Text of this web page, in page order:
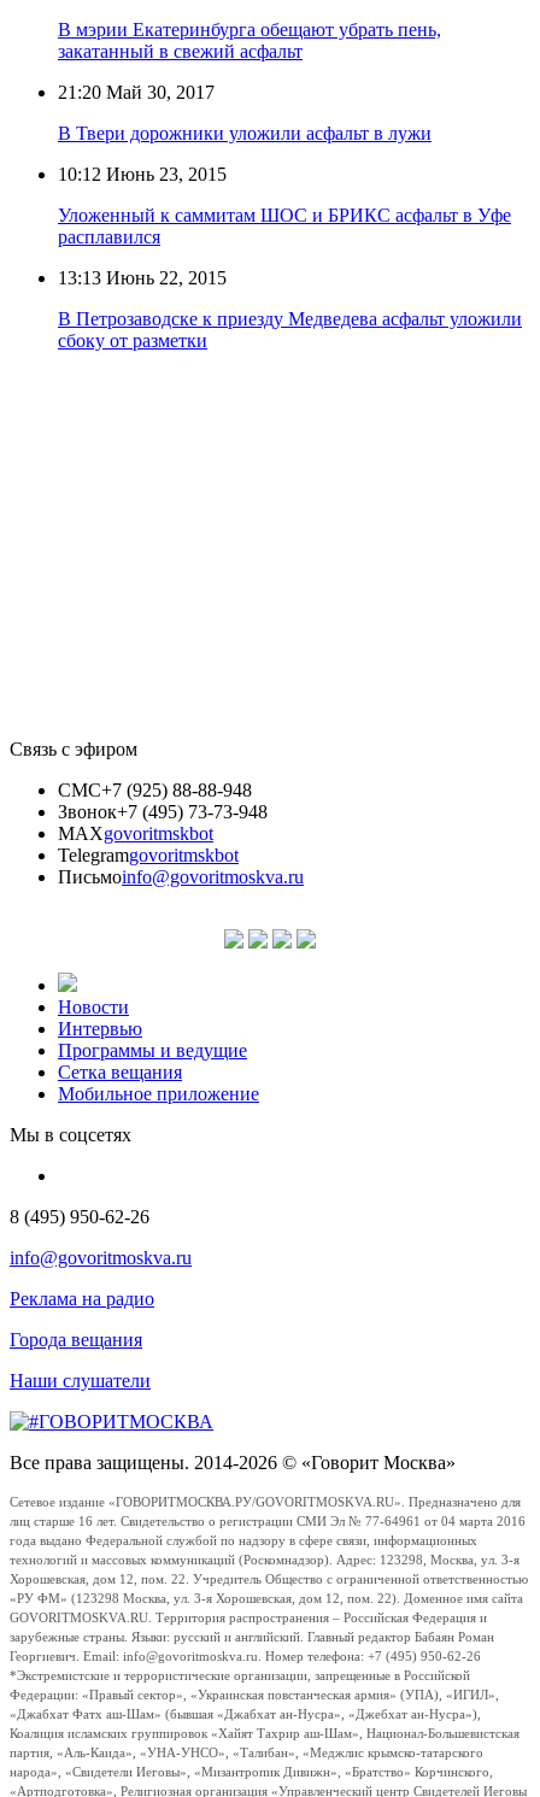
В мэрии Екатеринбурга обещают убрать пень,
закатанный в свежий асфальт
21:20 Май 30, 2017
В Твери дорожники уложили асфальт в лужи
10:12 Июнь 23, 2015
Уложенный к саммитам ШОС и БРИКС асфальт в Уфе
расплавился
13:13 Июнь 22, 2015
В Петрозаводске к приезду Медведева асфальт уложили
сбоку от разметки
Связь с эфиром
СМС+7 (925) 88-88-948
Звонок+7 (495) 73-73-948
MAXgovoritmskbot
Telegramgovoritmskbot
Письмоinfo@govoritmoskva.ru
Новости
Интервью
Программы и ведущие
Сетка вещания
Мобильное приложение
Мы в соцсетях
8 (495) 950-62-26
info@govoritmoskva.ru
Реклама на радио
Города вещания
Наши слушатели
Все права защищены. 2014-2026 © «Говорит Москва»
Сетевое издание «ГОВОРИТМОСКВА.РУ/GOVORITMOSKVA.RU». Предназначено для
лиц старше 16 лет. Свидетельство о регистрации СМИ Эл № 77-64961 от 04 марта 2016
года выдано Федеральной службой по надзору в сфере связи, информационных
технологий и массовых коммуникаций (Роскомнадзор). Адрес: 123298, Москва, ул. 3-я
Хорошевская, дом 12, пом. 22. Учредитель Общество с ограниченной ответственностью
«РУ ФМ» (123298 Москва, ул. 3-я Хорошевская, дом 12, пом. 22). Доменное имя сайта
GOVORITMOSKVA.RU. Территория распространения – Российская Федерация и
зарубежные страны. Языки: русский и английский. Главный редактор Бабаян Роман
Георгиевич. Email: info@govoritmoskva.ru. Номер телефона: +7 (495) 950-62-26
*Экстремистские и террористические организации, запрещенные в Российской
Федерации: «Правый сектор», «Украинская повстанческая армия» (УПА), «ИГИЛ»,
«Джабхат Фатх аш-Шам» (бывшая «Джабхат ан-Нусра», «Джебхат ан-Нусра»),
Коалиция исламских группировок «Хайят Тахрир аш-Шам», Национал-Большевистская
партия, «Аль-Каида», «УНА-УНСО», «Талибан», «Меджлис крымско-татарского
народа», «Свидетели Иеговы», «Мизантропик Дивижн», «Братство» Корчинского,
«Артподготовка», Религиозная организация «Управленческий центр Свидетелей Иеговы